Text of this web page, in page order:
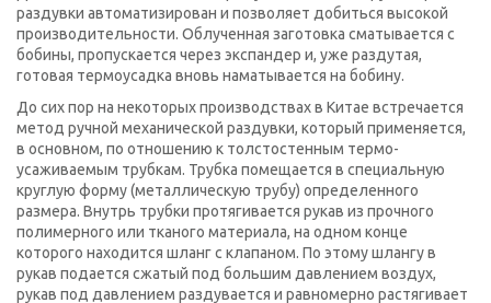
раздувки автоматизирован и позволяет добиться высокой
производительности. Облученная заготовка сматывается с
бобины, пропускается через экспандер и, уже раздутая,
готовая термоусадка вновь наматывается на бобину.
До сих пор на некоторых производствах в Китае встречается
метод ручной механической раздувки, который применяется,
в основном, по отношению к толстостенным термо-
усаживаемым трубкам. Трубка помещается в специальную
круглую форму (металлическую трубу) определенного
размера. Внутрь трубки протягивается рукав из прочного
полимерного или тканого материала, на одном конце
которого находится шланг с клапаном. По этому шлангу в
рукав подается сжатый под большим давлением воздух,
рукав под давлением раздувается и равномерно растягивает